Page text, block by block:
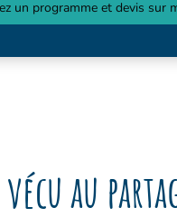
un programme et devis sur
au